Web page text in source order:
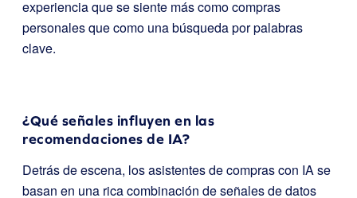
experiencia que se siente más como compras
personales que como una búsqueda por palabras
clave.
¿Qué señales influyen en las
recomendaciones de IA?
Detrás de escena, los asistentes de compras con IA se
basan en una rica combinación de señales de datos